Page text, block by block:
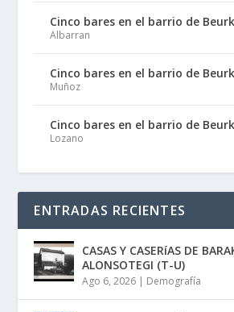
Cinco bares en el barrio de
Albarran
Cinco bares en el barrio de
Muñoz
Cinco bares en el barrio de
Lozano
ENTRADAS RECIENTES
CASAS Y CASERíAS DE
ALONSOTEGI (T-U)
Ago 6, 2026 | Demografía